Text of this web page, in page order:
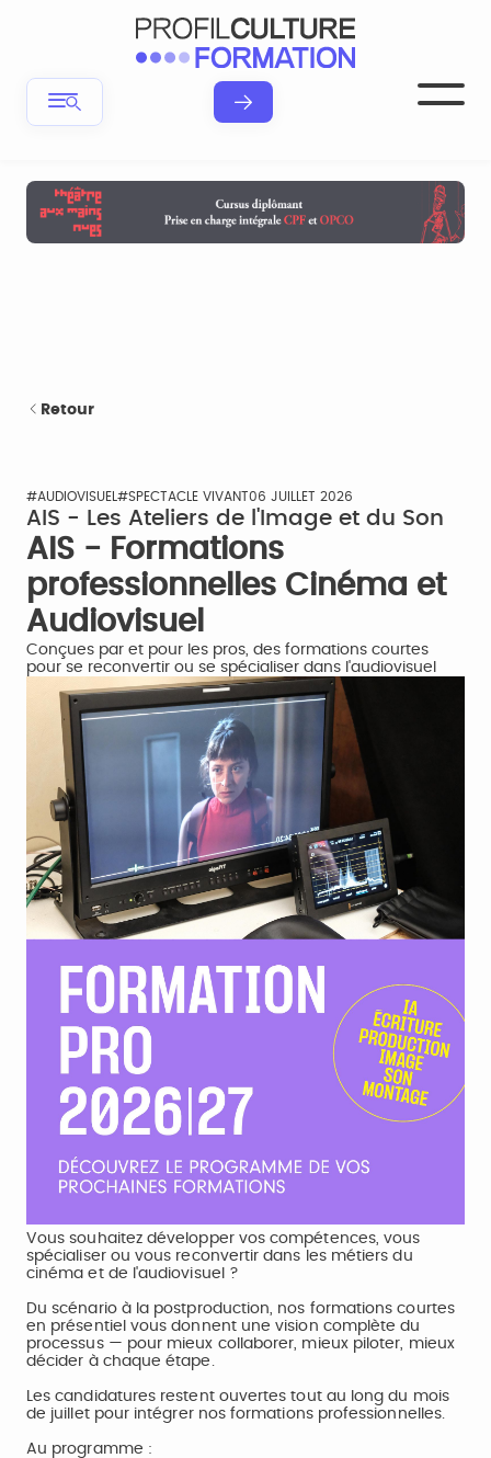
Retour
#AUDIOVISUEL #SPECTACLE VIVANT06 JUILLET 2026
AIS - Les Ateliers de l'Image et du Son
AIS - Formations
professionnelles Cinéma et
Audiovisuel
Conçues par et pour les pros, des formations courtes
pour se reconvertir ou se spécialiser dans l'audiovisuel
Vous souhaitez développer vos compétences, vous
spécialiser ou vous reconvertir dans les métiers du
cinéma et de l'audiovisuel ?
Du scénario à la postproduction, nos formations courtes
en présentiel vous donnent une vision complète du
processus — pour mieux collaborer, mieux piloter, mieux
décider à chaque étape.
Les candidatures restent ouvertes tout au long du mois
de juillet pour intégrer nos formations professionnelles.
Au programme :